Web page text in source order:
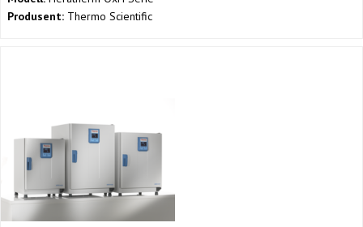
Produsent: Thermo Scientific